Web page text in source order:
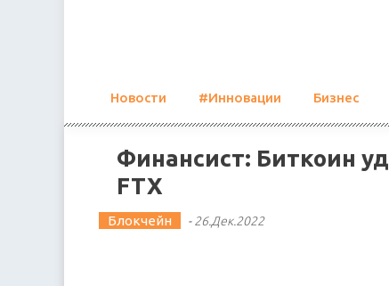
Новости #Инновации Бизнес
Финансист: Биткоин
FTX
Блокчейн -26.Дек.2022